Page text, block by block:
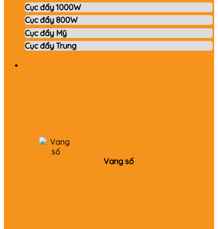
Cục đẩy 1000W
Cục đẩy 800W
Cục đẩy Mỹ
Cục đẩy Trung
Vang số